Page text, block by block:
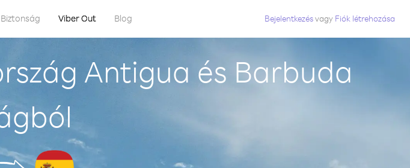
Biztonság Viber Out Blog Bejelentkezésvagy Fiók létrehozása
Antigua és Barbuda